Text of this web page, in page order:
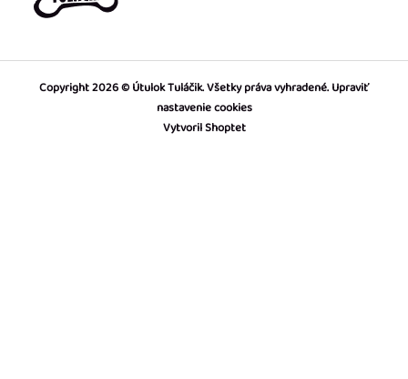
Vytvoril Shoptet
Copyright 2026 Útulok Tuláčik. Všetky práva vyhradené.Upraviť
nastavenie cookies